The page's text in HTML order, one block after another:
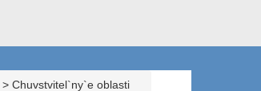
> Chuvstvitel`ny`e oblasti